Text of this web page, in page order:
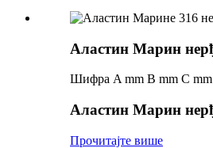
Аластин Марин
Шифра A mm B mm C
Аластин Марин
Прочитајте више